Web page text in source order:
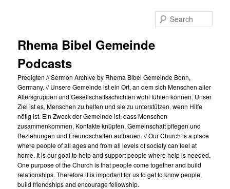
Rhema Bibel Gemeinde
Podcasts
Predigten // Sermon Archive by Rhema Bibel Gemeinde Bonn,
Germany. // Unsere Gemeinde ist ein Ort, an dem sich Menschen aller
Altersgruppen und Gesellschaftsschichten wohl fühlen können. Unser
Ziel ist es, Menschen zu helfen und sie zu unterstützen, wenn Hilfe
nötig ist. Ein Zweck der Gemeinde ist, dass Menschen
zusammenkommen, Kontakte knüpfen, Gemeinschaft pflegen und
Beziehungen und Freundschaften aufbauen. // Our Church is a place
where people of all ages and from all levels of society can feel at
home. It is our goal to help and support people where help is needed.
One purpose of the Church is that people come together and build
relationships. Therefore it is important for us to get to know people,
build friendships and encourage fellowship.